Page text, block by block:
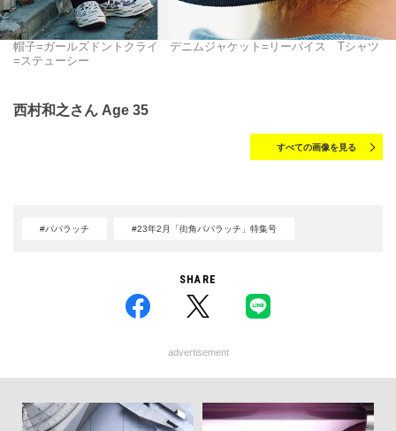
帽子=ガールズドントクライ デニムジャケット=リーバイス Tシャツ
=ステューシー
西村和之さん Age 35
すべての画像を見る
#パパラッチ #23年2月「街角パパラッチ」特集号
SHARE
advertisement